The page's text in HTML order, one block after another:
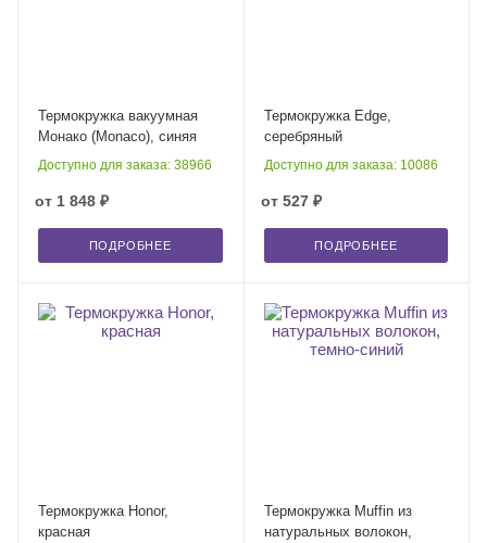
Термокружка вакуумная
Монако (Monaco), синяя
Доступно для заказа: 38966
от 1 848 ₽
ПОДРОБНЕЕ
Термокружка Edge,
серебряный
Доступно для заказа: 10086
от 527 ₽
ПОДРОБНЕЕ
Термокружка Honor,
красная
Термокружка Muffin из
натуральных волокон,